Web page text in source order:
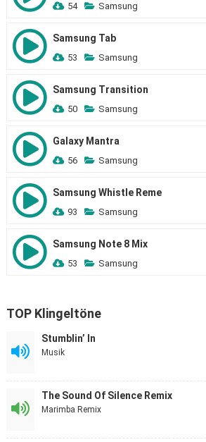
54 Samsung
Samsung Tab
53 Samsung
Samsung Transition
50 Samsung
Galaxy Mantra
56 Samsung
Samsung Whistle Reme
93 Samsung
Samsung Note 8 Mix
53 Samsung
TOP Klingeltöne
Stumblin’ In
Musik
The Sound Of Silence Remix
Marimba Remix